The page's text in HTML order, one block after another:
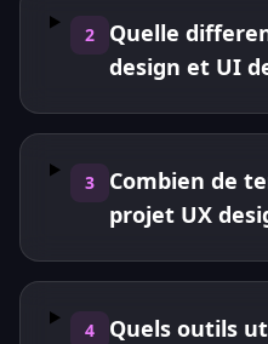
2
Quelle
design et UI
3
Combien de
projet UX
4
Quels outils